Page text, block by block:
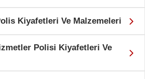
Kiyafetleri Ve Malzemeleri
Polisi Kiyafetleri Ve